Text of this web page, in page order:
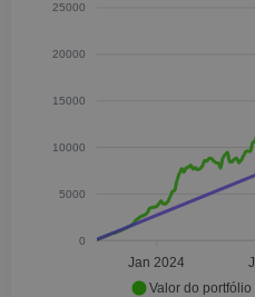
25000
20000
15000
10000
5000
0
Jan 2024
Valor do portfólio